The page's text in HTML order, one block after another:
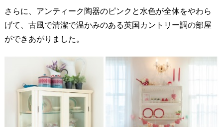
さらに、アンティーク陶器のピンクと水色が全体をやわら
げて、古風で清潔で温かみのある英国カントリー調の部屋
ができあがりました。